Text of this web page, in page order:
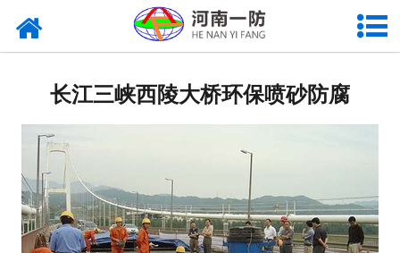
长江三峡西陵大桥环保喷砂防腐